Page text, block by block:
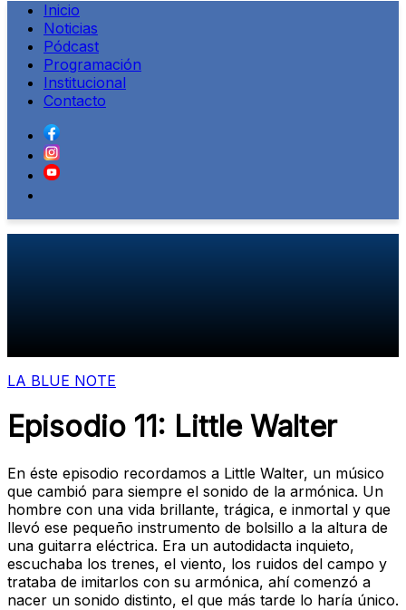
Inicio
Noticias
Pódcast
Programación
Institucional
Contacto
LA BLUE NOTE
Episodio 11: Little Walter
En éste episodio recordamos a Little Walter, un músico
que cambió para siempre el sonido de la armónica. Un
hombre con una vida brillante, trágica, e inmortal y que
llevó ese pequeño instrumento de bolsillo a la altura de
una guitarra eléctrica. Era un autodidacta inquieto,
escuchaba los trenes, el viento, los ruidos del campo y
trataba de imitarlos con su armónica, ahí comenzó a
nacer un sonido distinto, el que más tarde lo haría único.